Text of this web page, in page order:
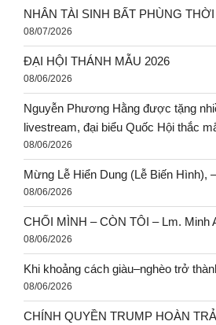
NHÂN TÀI SINH BẤT PHÙNG THỜI
08/07/2026
ĐẠI HỘI THÁNH MẪU 2026
08/06/2026
Nguyễn Phương Hằng được tặng
livestream, đại biểu Quốc Hội thắc
08/06/2026
Mừng Lễ Hiển Dung (Lễ Biến Hình),
08/06/2026
CHỐI MÌNH – CÒN TÔI – Lm. Minh
08/06/2026
Khi khoảng cách giàu–nghèo trở
08/06/2026
CHÍNH QUYỀN TRUMP HOÀN